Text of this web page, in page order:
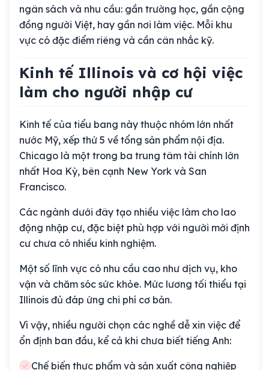
ngân sách và nhu cầu: gần trường học, gần cộng
đồng người Việt, hay gần nơi làm việc. Mỗi khu
vực có đặc điểm riêng và cần cân nhắc kỹ.
Kinh tế Illinois và cơ hội việc
làm cho người nhập cư
Kinh tế của tiểu bang này thuộc nhóm lớn nhất
nước Mỹ, xếp thứ 5 về tổng sản phẩm nội địa.
Chicago là một trong ba trung tâm tài chính lớn
nhất Hoa Kỳ, bên cạnh New York và San
Francisco.
Các ngành dưới đây tạo nhiều việc làm cho lao
động nhập cư, đặc biệt phù hợp với người mới định
cư chưa có nhiều kinh nghiệm.
Một số lĩnh vực có nhu cầu cao như dịch vụ, kho
vận và chăm sóc sức khỏe. Mức lương tối thiểu tại
Illinois đủ đáp ứng chi phí cơ bản.
Vì vậy, nhiều người chọn các nghề dễ xin việc để
ổn định ban đầu, kể cả khi chưa biết tiếng Anh:
Chế biến thực phẩm và sản xuất công nghiệp